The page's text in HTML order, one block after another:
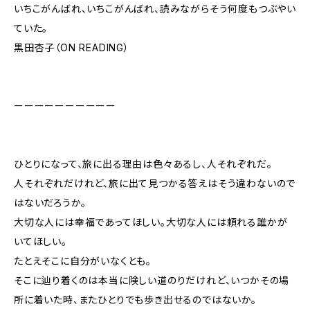
いちこがんばれ、いちこがんばれ、読みながらそう何度もつぶやい
ていた。
黒田杏子（ON READING）
ーーーーーーーーーー
ひとりになって、旅に出る理由は色々あるし、人それぞれだ。
人それぞれだけれど、旅に出て見つかる答えはそう違わないので
はないだろうか。
大切な人には幸福であってほしい。大切な人には頼れる誰かが
いてほしい。
たとえそこに自分がいなくとも。
そこに辿り着くのは本当に険しい道のりだけれど、いつかその場
所に着いた時、またひとりでも歩き出せるのではないか。